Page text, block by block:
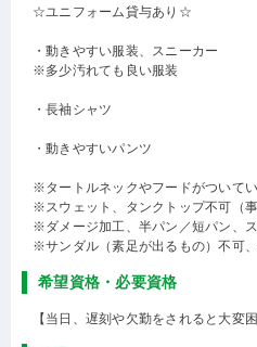
☆ユニフォーム貸与あり☆
・動きやすい服装、スニーカー
※多少汚れても良い服装
・長袖シャツ
・動きやすいパンツ
※タートルネックやフードがついて
※スウェット、タンクトップ不可（
※ダメージ加工、半パン／短パン、
※サンダル（素足が出るもの）不可
希望資格・必要資格
【当日、遅刻や欠勤をされると大変